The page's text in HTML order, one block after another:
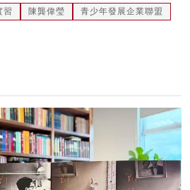
習 陳龔偉瑩
青少年發展企業聯盟